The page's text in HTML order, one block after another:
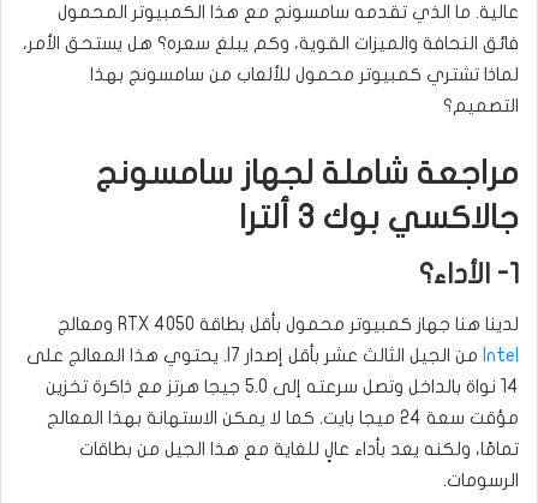
عالية. ما الذي تقدمه سامسونج مع هذا الكمبيوتر المحمول
فائق النحافة والميزات القوية، وكم يبلغ سعره؟ هل يستحق الأمر،
لماذا تشتري كمبيوتر محمول للألعاب من سامسونج بهذا
التصميم؟
مراجعة شاملة لجهاز سامسونج
جالاكسي بوك 3 ألترا
1- الأداء؟
لدينا هنا جهاز كمبيوتر محمول بأقل بطاقة RTX 4050 ومعالج
Intel
من الجيل الثالث عشر بأقل إصدار I7. يحتوي هذا المعالج على
14 نواة بالداخل وتصل سرعته إلى 5.0 جيجا هرتز مع ذاكرة تخزين
مؤقت سعة 24 ميجا بايت. كما لا يمكن الاستهانة بهذا المعالج
تمامًا، ولكنه يعد بأداء عالٍ للغاية مع هذا الجيل من بطاقات
الرسومات.